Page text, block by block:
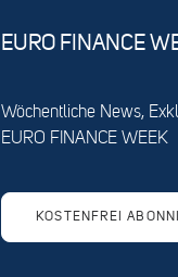
EURO FINANCE
Wöchentliche News,
EURO FINANCE WEEK
KOSTENFREI